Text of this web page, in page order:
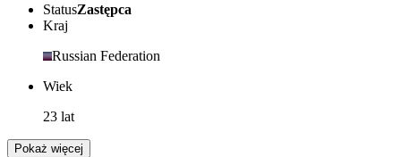
StatusZastępca
Kraj
Russian Federation
Wiek
23 lat
Pokaż więcej